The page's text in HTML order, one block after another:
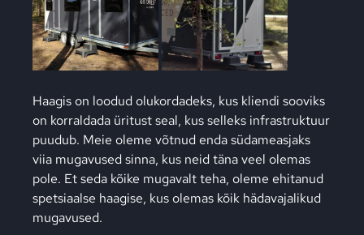
Haagis on loodud olukordadeks, kus kliendi sooviks
on korraldada üritust seal, kus selleks infrastruktuur
puudub. Meie oleme võtnud enda südameasjaks
viia mugavused sinna, kus neid täna veel olemas
pole. Et seda kõike mugavalt teha, oleme ehitanud
spetsiaalse haagise, kus olemas kõik hädavajalikud
mugavused.